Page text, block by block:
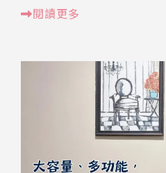
閱讀更多